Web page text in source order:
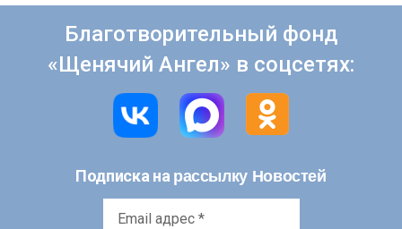
Благотворительный фонд
«Щенячий Ангел» в соцсетях:
Подписка на рассылку Новостей